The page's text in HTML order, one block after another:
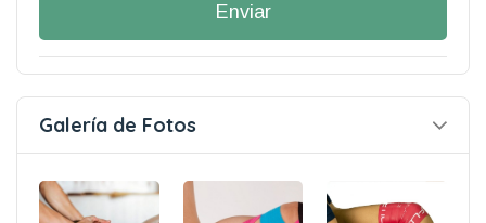
Enviar
Galería de Fotos